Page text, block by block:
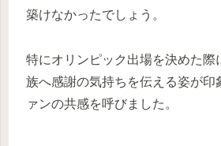
築けなかったでしょう。
特にオリンピック出場を決めた際
族へ感謝の気持ちを伝える姿が印
ァンの共感を呼びました。